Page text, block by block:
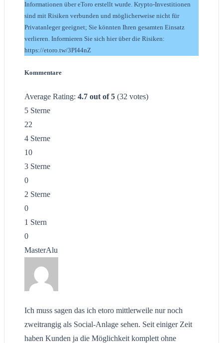
Informationen über eToro erstellt wurde. Krypto-Investitionen
sind mit Risiken verbunden und möglicherweise nicht für
Privatanleger geeignet; Sie könnten Ihren gesamten Einsatz
verlieren. Informieren Sie sich hier über die Risiken:
https://etoro.tw/3PI44nZ
Kommentare
Average Rating: 4.7 out of5 (32 votes)
5 Sterne
22
4 Sterne
10
3 Sterne
0
2 Sterne
0
1 Stern
0
MasterAlu
Ich muss sagen das ich etoro mittlerweile nur noch
zweitrangig als Social-Anlage sehen. Seit einiger Zeit
haben Kunden ja die Möglichkeit komplett ohne